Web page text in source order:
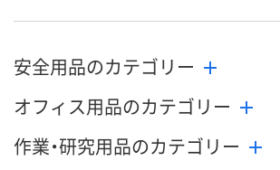
お届け日 8月27日（木）まで
数量
カゴへ
販売停止中です
安全用品のカテゴリー
オフィス用品のカテゴリー
作業・研究用品のカテゴリー